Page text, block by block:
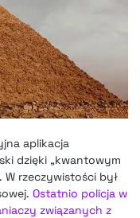
aplikacja
dzięki „kwantowym
rzeczywistości był
Ostatnio policja w
związanych z